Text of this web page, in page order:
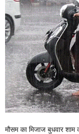
मौसम का मिजाज बुधवार शाम